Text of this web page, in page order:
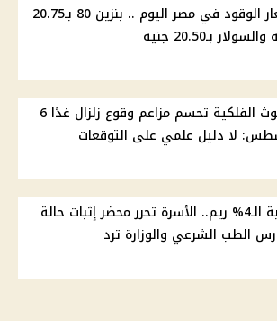
أسعار الوقود في مصر اليوم .. بنزين 80 بـ20.75
بـ20.50 جنيه
البحوث الفلكية تحسم مزاعم وقوع زلزال غدًا 6
لا دليل علمي على التوقعات
طالبة الـ4% ريم.. الأسرة تحرر محضر إثبات حالة
الطب الشرعي والوزارة ترد